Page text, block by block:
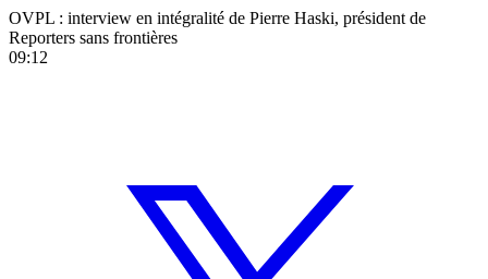
OVPL : interview en intégralité de Pierre Haski, président de
Reporters sans frontières
09:12